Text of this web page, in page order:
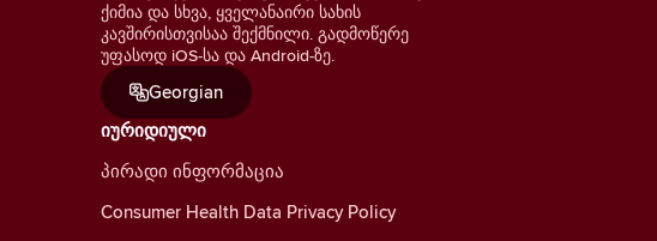
ქიმია და სხვა, ყველანაირი სახის
კავშირისთვისაა შექმნილი. გადმოწერე
უფასოდ iOS-სა და Android-ზე.
Georgian
იურიდიული
პირადი ინფორმაცია
Consumer Health Data Privacy Policy